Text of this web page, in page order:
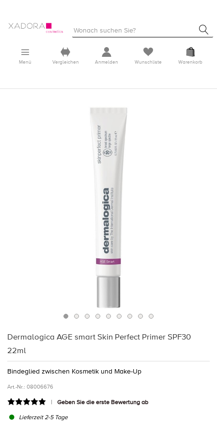
Menü Vergleichen Anmelden Wunschliste Warenkorb
Dermalogica AGE smart Skin Perfect Primer SPF30
22ml
Bindeglied zwischen Kosmetik und Make-Up
Art.-Nr.: 08006676
Geben Sie die erste Bewertung ab
Lieferzeit 2-5 Tage